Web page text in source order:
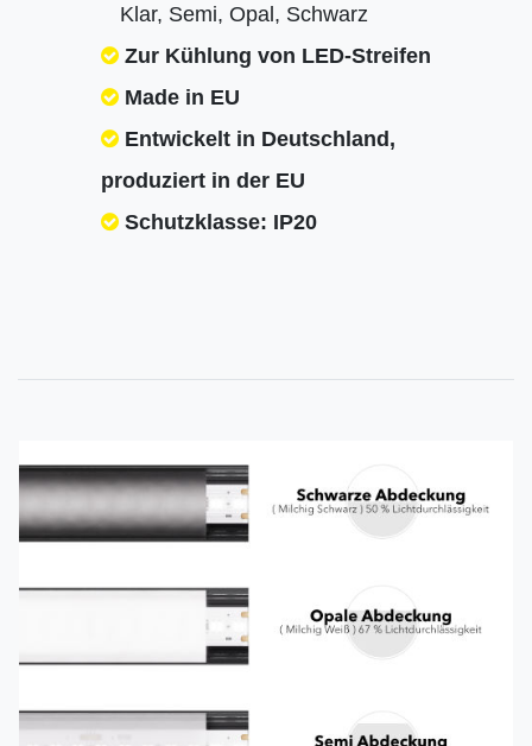
Klar, Semi, Opal, Schwarz
Zur Kühlung von LED-Streifen
Made in EU
Entwickelt in Deutschland,
produziert in der EU
Schutzklasse: IP20